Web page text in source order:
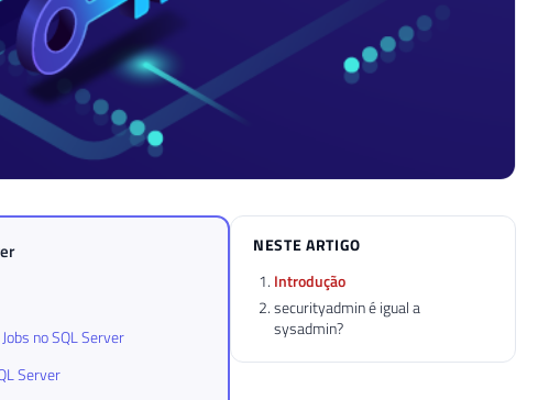
no SQL Server
Server
NESTE ARTIGO
Introdução
securityadmin é igual a
sysadmin?